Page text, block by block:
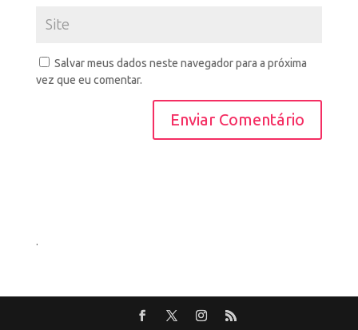
Salvar meus dados neste navegador para a próxima
vez que eu comentar.
.